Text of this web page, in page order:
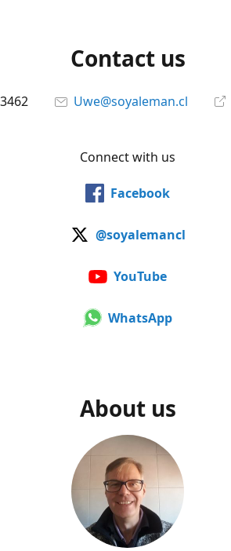
Contact us
Uwe@soyaleman.cl
Connect with us
Facebook
@soyalemancl
YouTube
WhatsApp
About us